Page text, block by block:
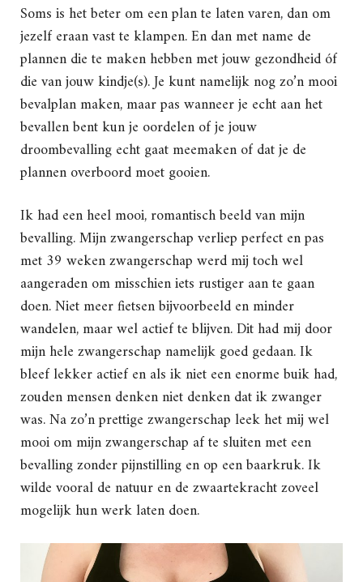
Soms is het beter om een plan te laten varen, dan om
jezelf eraan vast te klampen. En dan met name de
plannen die te maken hebben met jouw gezondheid óf
die van jouw kindje(s). Je kunt namelijk nog zo’n mooi
bevalplan maken, maar pas wanneer je echt aan het
bevallen bent kun je oordelen of je jouw
droombevalling echt gaat meemaken of dat je de
plannen overboord moet gooien.
Ik had een heel mooi, romantisch beeld van mijn
bevalling. Mijn zwangerschap verliep perfect en pas
met 39 weken zwangerschap werd mij toch wel
aangeraden om misschien iets rustiger aan te gaan
doen. Niet meer fietsen bijvoorbeeld en minder
wandelen, maar wel actief te blijven. Dit had mij door
mijn hele zwangerschap namelijk goed gedaan. Ik
bleef lekker actief en als ik niet een enorme buik had,
zouden mensen denken niet denken dat ik zwanger
was. Na zo’n prettige zwangerschap leek het mij wel
mooi om mijn zwangerschap af te sluiten met een
bevalling zonder pijnstilling en op een baarkruk. Ik
wilde vooral de natuur en de zwaartekracht zoveel
mogelijk hun werk laten doen.